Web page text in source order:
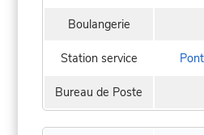
Boulangerie
Station service
Bureau de Poste